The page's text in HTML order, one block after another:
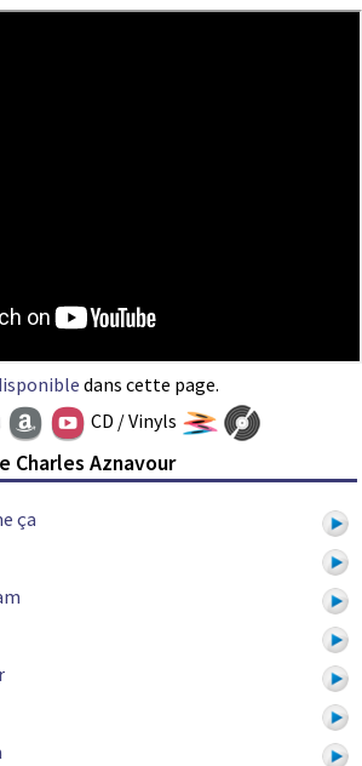
dans cette page.
CD / Vinyls
Charles Aznavour
ça